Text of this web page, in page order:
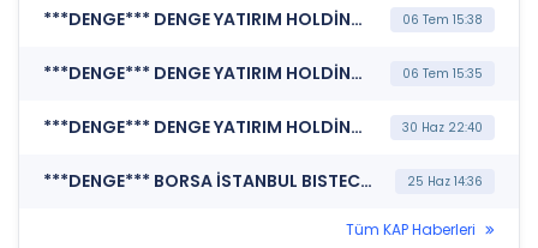
***DENGE*** DENGE YATIRIM HOLDİNG A.Ş. (Kar Payı Dağıtım İşlemlerine İlişkin Bildirim) 06 Tem 15:38
***DENGE*** DENGE YATIRIM HOLDİNG A.Ş. (Genel Kurul İşlemlerine İlişkin Bildirim) 06 Tem 15:35
***DENGE*** DENGE YATIRIM HOLDİNG A.Ş. (Finansal Duran Varlık Edinimi) 30 Haz 22:40
***DENGE*** BORSA İSTANBUL BISTECH DEVRE KESİCİ UYGULAMASI (Pay Bazında Devre Kesici Bildirimi) 25 Haz 14:36
Tüm KAP Haberleri